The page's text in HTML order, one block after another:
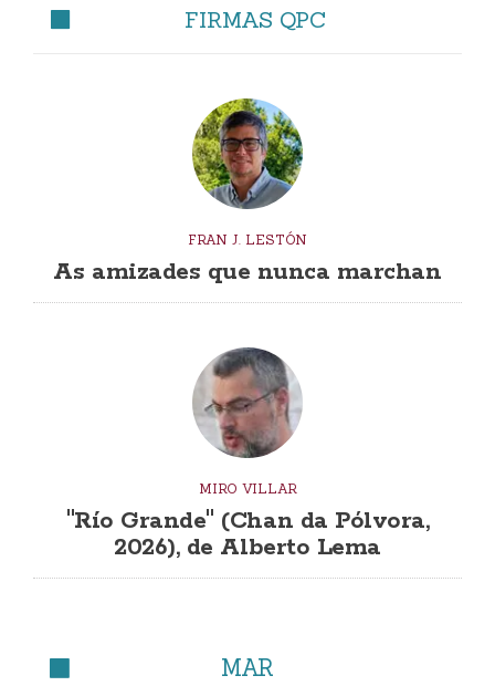
FIRMAS QPC
FRAN J. LESTÓN
As amizades que nunca marchan
MIRO VILLAR
"Río Grande" (Chan da Pólvora,
2026), de Alberto Lema
MAR